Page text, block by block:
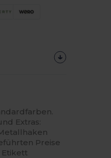
Extras:
Preise